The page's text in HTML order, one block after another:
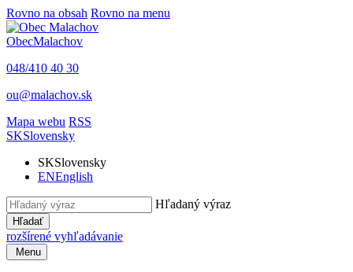
Rovno na obsah Rovno na menu
ObecMalachov
048/410 40 30
ou@malachov.sk
Mapa webu RSS
SKSlovensky
SKSlovensky
ENEnglish
Hľadaný výraz
Hľadať
rozšírené vyhľadávanie
Menu